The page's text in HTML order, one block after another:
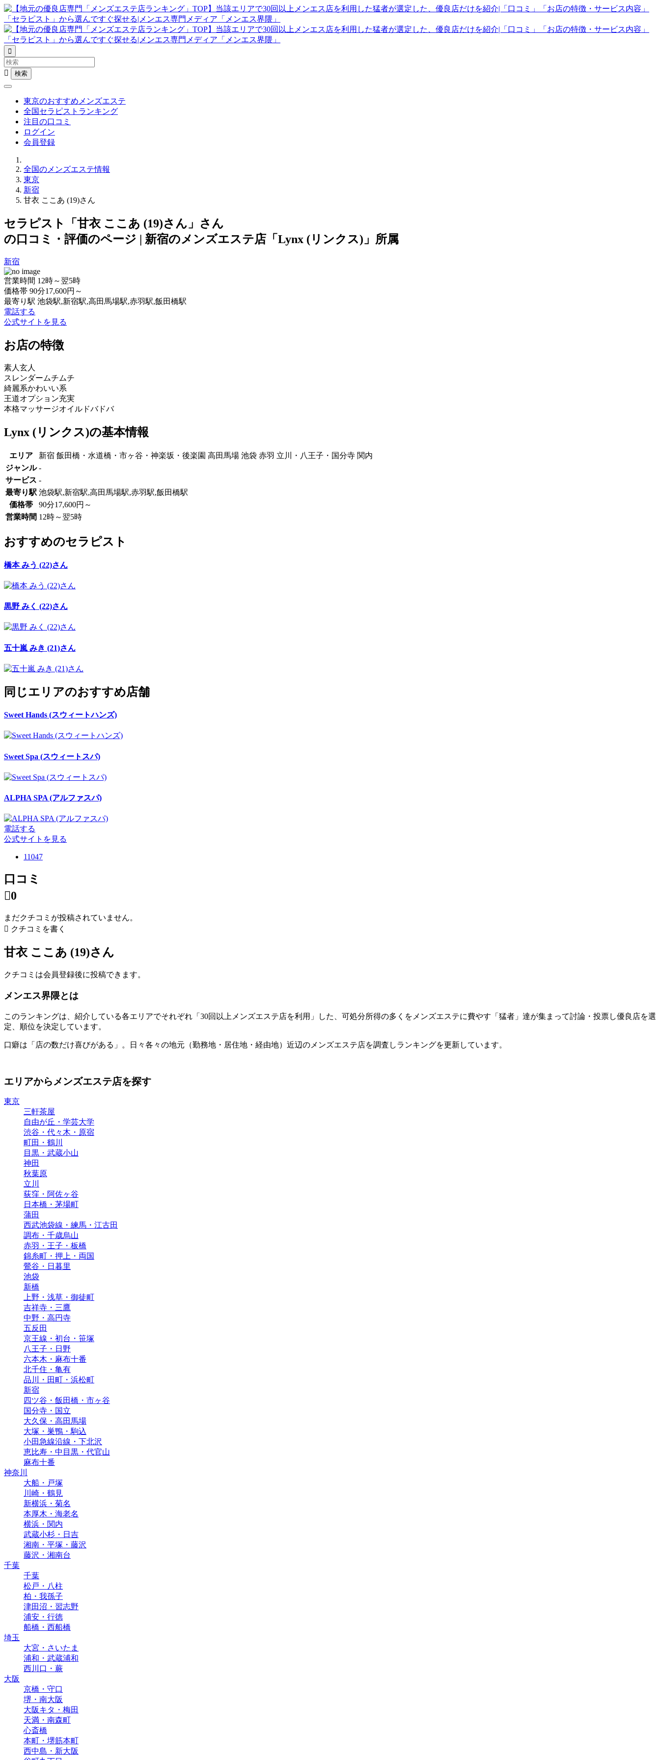


東京のおすすめメンズエステ
全国セラピストランキング
注目の口コミ
ログイン
会員登録
全国のメンズエステ情報
東京
新宿
甘衣 ここあ (19)さん
セラピスト「甘衣 ここあ (19)さん」さん
の口コミ・評価のページ | 新宿のメンズエステ店「Lynx (リンクス)」所属
新宿
営業時間 12時～翌5時
価格帯 90分17,600円～
最寄り駅 池袋駅,新宿駅,高田馬場駅,赤羽駅,飯田橋駅
電話する
公式サイトを見る
お店の特徴
素人 玄人
スレンダー ムチムチ
綺麗系かわいい系
王道オプション充実
本格マッサージオイルドバドバ
Lynx (リンクス)の基本情報
エリア
新宿 飯田橋・水道橋・市ヶ谷・神楽坂・後楽園 高田馬場 池袋 赤羽 立川・八王子・国分寺 関内
ジャンル -
サービス -
最寄り駅 池袋駅,新宿駅,高田馬場駅,赤羽駅,飯田橋駅
価格帯
90分17,600円～
営業時間 12時～翌5時
おすすめのセラピスト
橋本 みう (22)さん
黒野 みく (22)さん
五十嵐 みき (21)さん
同じエリアのおすすめ店舗
Sweet Hands (スウィートハンズ)
Sweet Spa (スウィートスパ)
ALPHA SPA (アルファスパ)
電話する
公式サイトを見る
11047
口コミ
0
まだクチコミが投稿されていません。
 クチコミを書く
甘衣 ここあ (19)さん
クチコミは会員登録後に投稿できます。
メンエス界隈とは
このランキングは、紹介している各エリアでそれぞれ「30回以上メンズエステ店を利用」した、可処分所得の多くをメンズエステに費やす「猛者」達が集まって討論・投票し優良店を選
定、順位を決定しています。
口癖は「店の数だけ喜びがある」。日々各々の地元（勤務地・居住地・経由地）近辺のメンズエステ店を調査しランキングを更新しています。
エリアからメンズエステ店を探す
東京
三軒茶屋
自由が丘・学芸大学
渋谷・代々木・原宿
町田・鶴川
目黒・武蔵小山
神田
秋葉原
立川
荻窪・阿佐ヶ谷
日本橋・茅場町
蒲田
西武池袋線・練馬・江古田
調布・千歳烏山
赤羽・王子・板橋
錦糸町・押上・両国
鶯谷・日暮里
池袋
新橋
上野・浅草・御徒町
吉祥寺・三鷹
中野・高円寺
五反田
京王線・初台・笹塚
八王子・日野
六本木・麻布十番
北千住・亀有
品川・田町・浜松町
新宿
四ツ谷・飯田橋・市ヶ谷
国分寺・国立
大久保・高田馬場
大塚・巣鴨・駒込
小田急線沿線・下北沢
恵比寿・中目黒・代官山
麻布十番
神奈川
大船・戸塚
川崎・鶴見
新横浜・菊名
本厚木・海老名
横浜・関内
武蔵小杉・日吉
湘南・平塚・藤沢
藤沢・湘南台
千葉
千葉
松戸・八柱
柏・我孫子
津田沼・習志野
浦安・行徳
船橋・西船橋
埼玉
大宮・さいたま
浦和・武蔵浦和
西川口・蕨
大阪
京橋・守口
堺・南大阪
大阪キタ・梅田
天満・南森町
心斎橋
本町・堺筋本町
西中島・新大阪